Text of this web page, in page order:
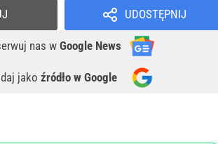
UDOSTĘPNIJ
nas w Google News
jako źródło w Google